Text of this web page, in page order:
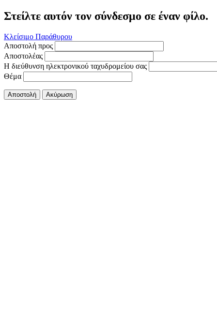
Στείλτε αυτόν τον σύνδεσμο σε έναν φίλο.
Κλείσιμο Παράθυρου
Αποστολή προς
Αποστολέας
Η διεύθυνση ηλεκτρονικού ταχυδρομείου σας
Θέμα
Αποστολή Ακύρωση